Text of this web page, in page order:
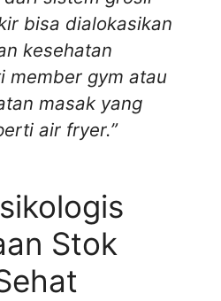
bisa dialokasikan
kesehatan
member gym atau
masak yang
air fryer.”
Stok